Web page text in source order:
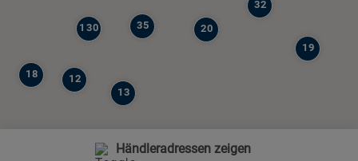
130 35
19
12
32
13
20
18
Händleradressen zeigen